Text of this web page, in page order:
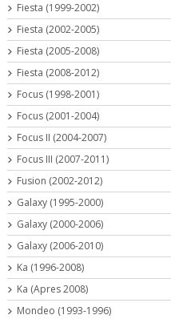
Fiesta (1999-2002)
Fiesta (2002-2005)
Fiesta (2005-2008)
Fiesta (2008-2012)
Focus (1998-2001)
Focus (2001-2004)
Focus II (2004-2007)
Focus III (2007-2011)
Fusion (2002-2012)
Galaxy (1995-2000)
Galaxy (2000-2006)
Galaxy (2006-2010)
Ka (1996-2008)
Ka (Apres 2008)
Mondeo (1993-1996)